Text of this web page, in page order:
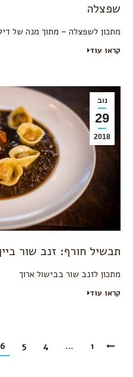
שפצלה
מתכון לשפצלה – מתוך מנה של
קראו עוד
נוב
29
2018
תבשיל חורף: זנב שור
מתכון לזנב שור בבישול ארוך
קראו עוד
1
…
4
5
6